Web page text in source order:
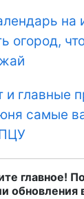
на
огород,
и главные
самые
главное!
обновления